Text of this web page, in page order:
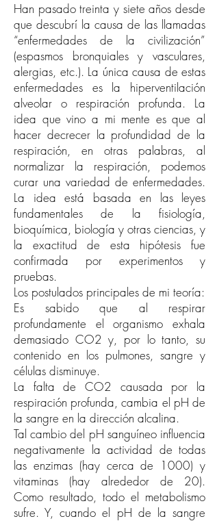
Han pasado treinta y siete años desde
que descubrí la causa de las llamadas
“enfermedades de la civilización”
(espasmos bronquiales y vasculares,
alergias, etc.). La única causa de estas
enfermedades es la hiperventilación
alveolar o respiración profunda. La
idea que vino a mi mente es que al
hacer decrecer la profundidad de la
respiración, en otras palabras, al
normalizar la respiración, podemos
curar una variedad de enfermedades.
La idea está basada en las leyes
fundamentales de la fisiología,
bioquímica, biología y otras ciencias, y
la exactitud de esta hipótesis fue
confirmada por experimentos y
pruebas.
Los postulados principales de mi teoría:
Es sabido que al respirar
profundamente el organismo exhala
demasiado CO2 y, por lo tanto, su
contenido en los pulmones, sangre y
células disminuye.
La falta de CO2 causada por la
respiración profunda, cambia el pH de
la sangre en la dirección alcalina.
Tal cambio del pH sanguíneo influencia
negativamente la actividad de todas
las enzimas (hay cerca de 1000) y
vitaminas (hay alrededor de 20).
Como resultado, todo el metabolismo
sufre. Y, cuando el pH de la sangre